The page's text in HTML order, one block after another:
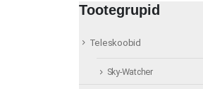
Tootegrupid
Teleskoobid
Sky-Watcher